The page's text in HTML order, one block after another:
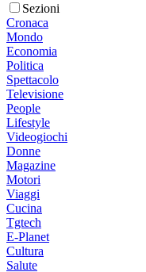
Sezioni
Cronaca
Mondo
Economia
Politica
Spettacolo
Televisione
People
Lifestyle
Videogiochi
Donne
Magazine
Motori
Viaggi
Cucina
Tgtech
E-Planet
Cultura
Salute